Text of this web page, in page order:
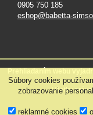
0905 750 185
eshop@babetta-
Všetky
Súbory cookies
zobrazovanie
reklamné cookies